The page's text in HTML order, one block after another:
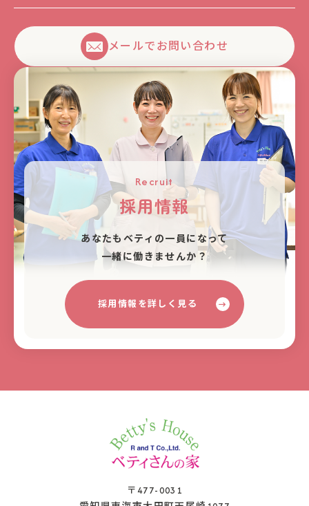
メールでお問い合わせ
Recruit
採用情報
あなたもベティの⼀員になって
⼀緒に働きませんか？
採用情報を詳しく見る
〒477-0031